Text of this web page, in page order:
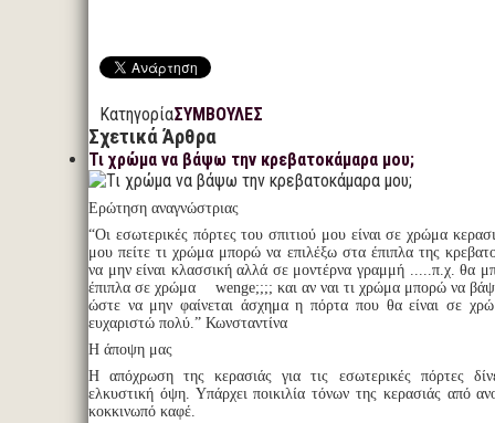
ΚατηγορίαΣΥΜΒΟΥΛΕΣ
Σχετικά Άρθρα
Τι χρώμα να βάψω την κρεβατοκάμαρα μου;
Ερώτηση αναγνώστριας
“Οι εσωτερικές πόρτες του σπιτιού μου είναι σε χρώμα
μου πείτε τι χρώμα μπορώ να επιλέξω στα έπιπλα της
να μην είναι κλασσική αλλά σε μοντέρνα γραμμή .....π.χ. θα
έπιπλα σε χρώμα wenge;;;; και αν ναι τι χρώμα μπορώ να
ώστε να μην φαίνεται άσχημα η πόρτα που θα είναι σε
ευχαριστώ πολύ.” Κωνσταντίνα
Η άποψη μας
Η απόχρωση της κερασιάς για τις εσωτερικές πόρτες
ελκυστική όψη. Υπάρχει ποικιλία τόνων της κερασιάς από
κοκκινωπό καφέ.